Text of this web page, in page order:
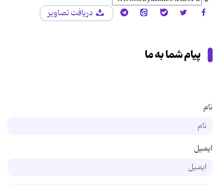
دریافت تصاویر
پیام شما به ما
نام
ایمیل